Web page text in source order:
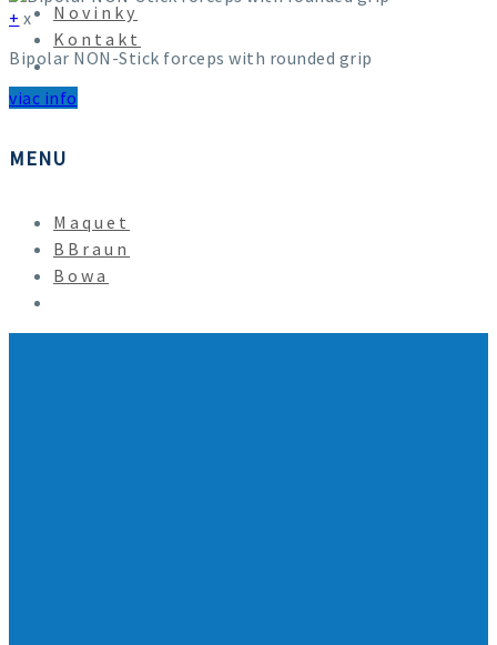
Novinky
Kontakt
+ x
Bipolar NON-Stick forceps with rounded grip
viac info
MENU
Maquet
BBraun
Bowa